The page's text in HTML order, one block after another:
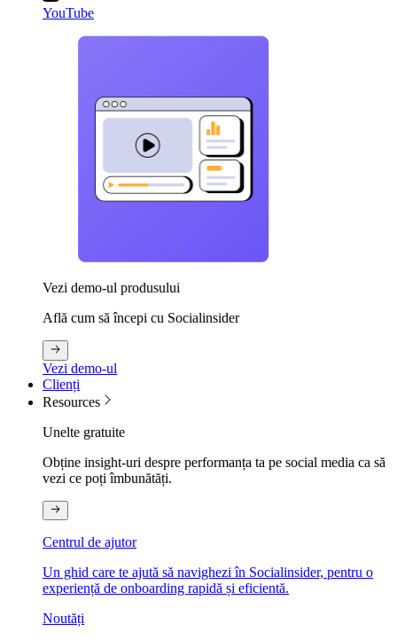
YouTube
Vezi demo-ul produsului
Află cum să începi cu Socialinsider
Vezi demo-ul
Clienți
Resources
Unelte gratuite
Obține insight-uri despre performanța ta pe social media ca să
vezi ce poți îmbunătăți.
Centrul de ajutor
Un ghid care te ajută să navighezi în Socialinsider, pentru o
experiență de onboarding rapidă și eficientă.
Noutăți